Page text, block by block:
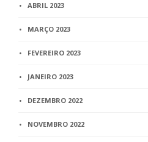
ABRIL 2023
MARÇO 2023
FEVEREIRO 2023
JANEIRO 2023
DEZEMBRO 2022
NOVEMBRO 2022